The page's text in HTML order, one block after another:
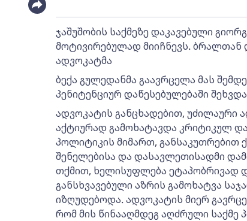
ჯაშუშობის საქმეზე დაკავებული
მოტივირებულად მიიჩნევს. ბრალთან
ადვოკატმა
ბექა გულედანმა გაავრცელა მას
პენიტენციურ დაწესებულებაში
ადვოკატის განცხადებით, უძილაური
აქტიურად გამოხატავდა კრიტიკულ
პოლიტიკის მიმართ, განსაკუთრებით
შენელებისა და დასავლეთისადმი
თქმით, ხელისუფლება
განსხვავებული აზრის გამოხატვა
იზღუდებოდა. ადვოკატის მიერ
რომ მის წინააღმდეგ აღძრული საქმე